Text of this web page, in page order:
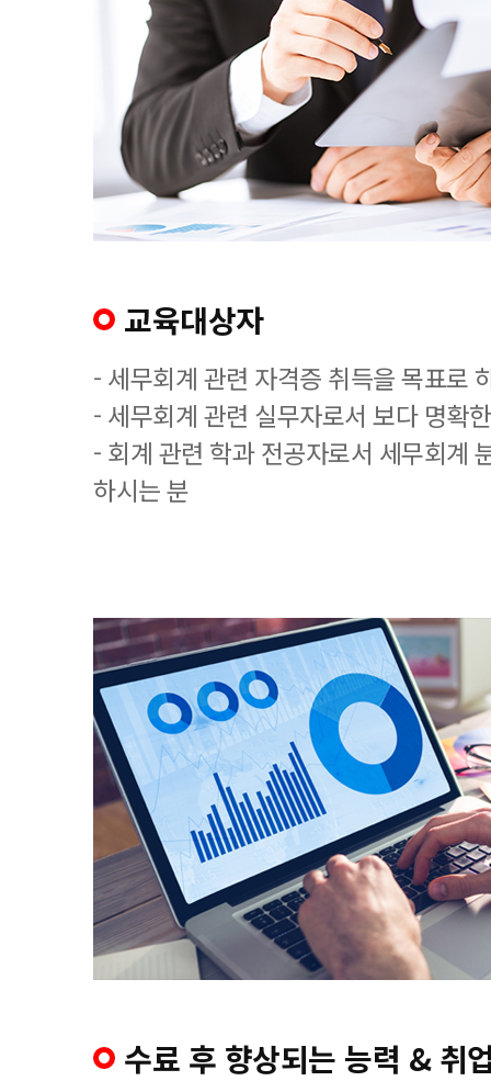
교육대상자
- 세무회계 관련 자격증 취득을 목표로
- 세무회계 관련 실무자로서 보다 명확
- 회계 관련 학과 전공자로서 세무회계
하시는 분
수료 후 향상되는 능력 & 취